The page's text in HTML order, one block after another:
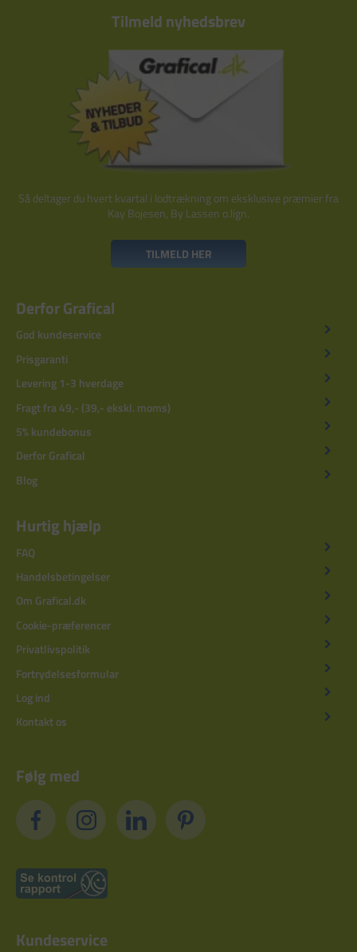
Tilmeld nyhedsbrev
Så deltager du hvert kvartal i lodtrækning om eksklusive præmier fra
Kay Bojesen, By Lassen o.lign.
TILMELD HER
Derfor Grafical
God kundeservice
Prisgaranti
Levering 1-3 hverdage
Fragt fra 49,- (39,- ekskl. moms)
5% kundebonus
Derfor Grafical
Blog
Hurtig hjælp
FAQ
Handelsbetingelser
Om Grafical.dk
Cookie-præferencer
Privatlivspolitik
Fortrydelsesformular
Log ind
Kontakt os
Følg med
Kundeservice